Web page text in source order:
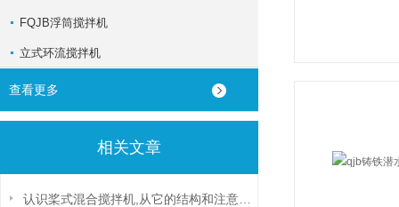
FQJB浮筒搅拌机
立式环流搅拌机
查看更多
相关文章